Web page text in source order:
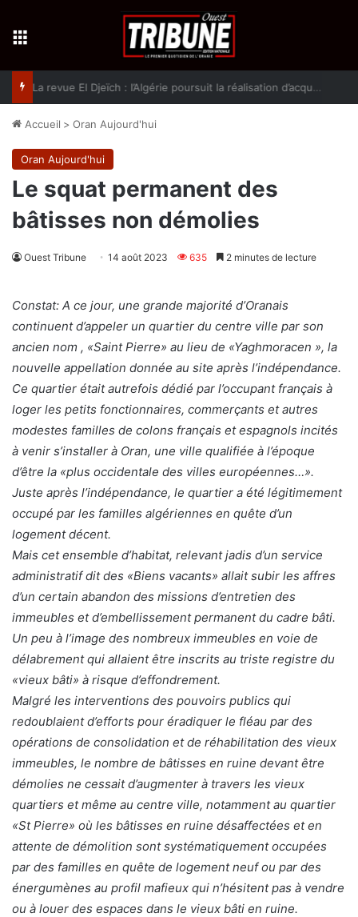
Accueil > Oran Aujourd'hui
Oran Aujourd'hui
Le squat permanent des
bâtisses non démolies
Ouest Tribune 14 août 2023 635 2 minutes de lecture
Constat: A ce jour, une grande majorité d’Oranais
continuent d’appeler un quartier du centre ville par son
ancien nom , «Saint Pierre» au lieu de «Yaghmoracen », la
nouvelle appellation donnée au site après l’indépendance.
Ce quartier était autrefois dédié par l’occupant français à
loger les petits fonctionnaires, commerçants et autres
modestes familles de colons français et espagnols incités
à venir s’installer à Oran, une ville qualifiée à l’époque
d’être la «plus occidentale des villes européennes…».
Juste après l’indépendance, le quartier a été légitimement
occupé par les familles algériennes en quête d’un
logement décent.
Mais cet ensemble d’habitat, relevant jadis d’un service
administratif dit des «Biens vacants» allait subir les affres
d’un certain abandon des missions d’entretien des
immeubles et d’embellissement permanent du cadre bâti.
Un peu à l’image des nombreux immeubles en voie de
délabrement qui allaient être inscrits au triste registre du
«vieux bâti» à risque d’effondrement.
Malgré les interventions des pouvoirs publics qui
redoublaient d’efforts pour éradiquer le fléau par des
opérations de consolidation et de réhabilitation des vieux
immeubles, le nombre de bâtisses en ruine devant être
démolies ne cessait d’augmenter à travers les vieux
quartiers et même au centre ville, notamment au quartier
«St Pierre» où les bâtisses en ruine désaffectées et en
attente de démolition sont systématiquement occupées
par des familles en quête de logement neuf ou par des
énergumènes au profil mafieux qui n’hésitent pas à vendre
ou à louer des espaces dans le vieux bâti en ruine.